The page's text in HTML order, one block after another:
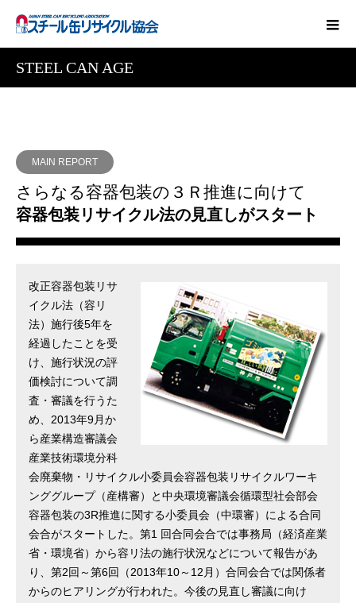
STEEL CAN AGE
MAIN REPORT
さらなる容器包装の３Ｒ推進に向けて
容器包装リサイクル法の見直しがスタート
改正容器包装リサ
イクル法（容リ
法）施行後5年を
経過したことを受
け、施行状況の評
価検討について調
査・審議を行うた
め、2013年9月か
ら産業構造審議会
産業技術環境分科
会廃棄物・リサイクル小委員会容器包装リサイクルワーキ
ンググループ（産構審）と中央環境審議会循環型社会部会
容器包装の3R推進に関する小委員会（中環審）による合同
会合がスタートした。第1 回合同会合では事務局（経済産業
省・環境省）から容リ法の施行状況などについて報告があ
り、第2回～第6回（2013年10～12月）合同会合では関係者
からのヒアリングが行われた。今後の見直し審議に向け